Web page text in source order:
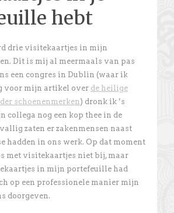
hebt
drie visitekaartjes in mijn
Dit is mij al meermaals van pas
een congres in Dublin (waar ik
voor mijn artikel over de heilige
schoenenmerken) dronk ik ’s
collega nog een kop thee in de
zaten er zakenmensen naast
hadden in ons werk. Op dat moment
met visitekaartjes niet bij, maar
in mijn portefeuille had
op een professionele manier mijn
doorgeven.